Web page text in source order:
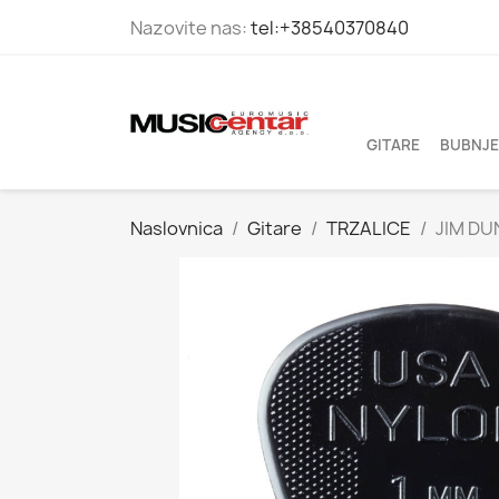
Nazovite nas:tel:+38540370840
GITARE
Naslovnica Gitare TRZALICE JIM